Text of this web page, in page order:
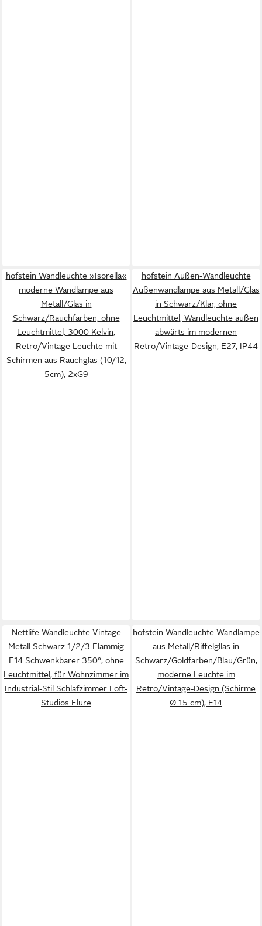
hofstein Wandleuchte »Isorella«
moderne Wandlampe aus
Metall/Glas in
Schwarz/Rauchfarben, ohne
Leuchtmittel, 3000 Kelvin,
Retro/Vintage Leuchte mit
Schirmen aus Rauchglas (10/12,
5cm), 2xG9
hofstein Außen-Wandleuchte
Außenwandlampe aus Metall/Glas
in Schwarz/Klar, ohne
Leuchtmittel, Wandleuchte außen
abwärts im modernen
Retro/Vintage-Design, E27, IP44
Nettlife Wandleuchte Vintage
Metall Schwarz 1/2/3 Flammig
E14 Schwenkbarer 350°, ohne
Leuchtmittel, für Wohnzimmer im
Industrial-Stil Schlafzimmer Loft-
Studios Flure
hofstein Wandleuchte Wandlampe
aus Metall/Riffelgllas in
Schwarz/Goldfarben/Blau/Grün,
moderne Leuchte im
Retro/Vintage-Design (Schirme
Ø 15 cm), E14